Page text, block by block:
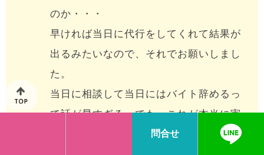
のか・・・
早ければ当日に代行をしてくれて結果が
出るみたいなので、それでお願いしまし
た。
当日に相談して当日にはバイト辞めるっ
て話が早すぎる。でも、これが本当に実
現しちゃうからすごい。
問合せ